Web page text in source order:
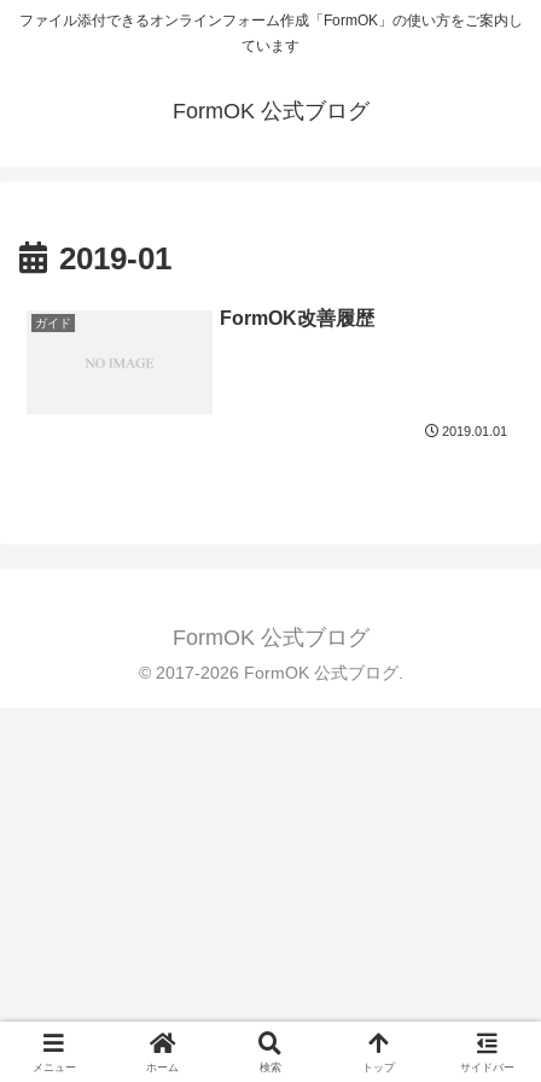
ファイル添付できるオンラインフォーム作成「FormOK」の使い方をご案内し
ています
FormOK 公式ブログ
2019-01
ガイド FormOK改善履歴
2019.01.01
FormOK 公式ブログ
© 2017-2026 FormOK 公式ブログ.
メニュー ホーム 検索 トップ サイドバー